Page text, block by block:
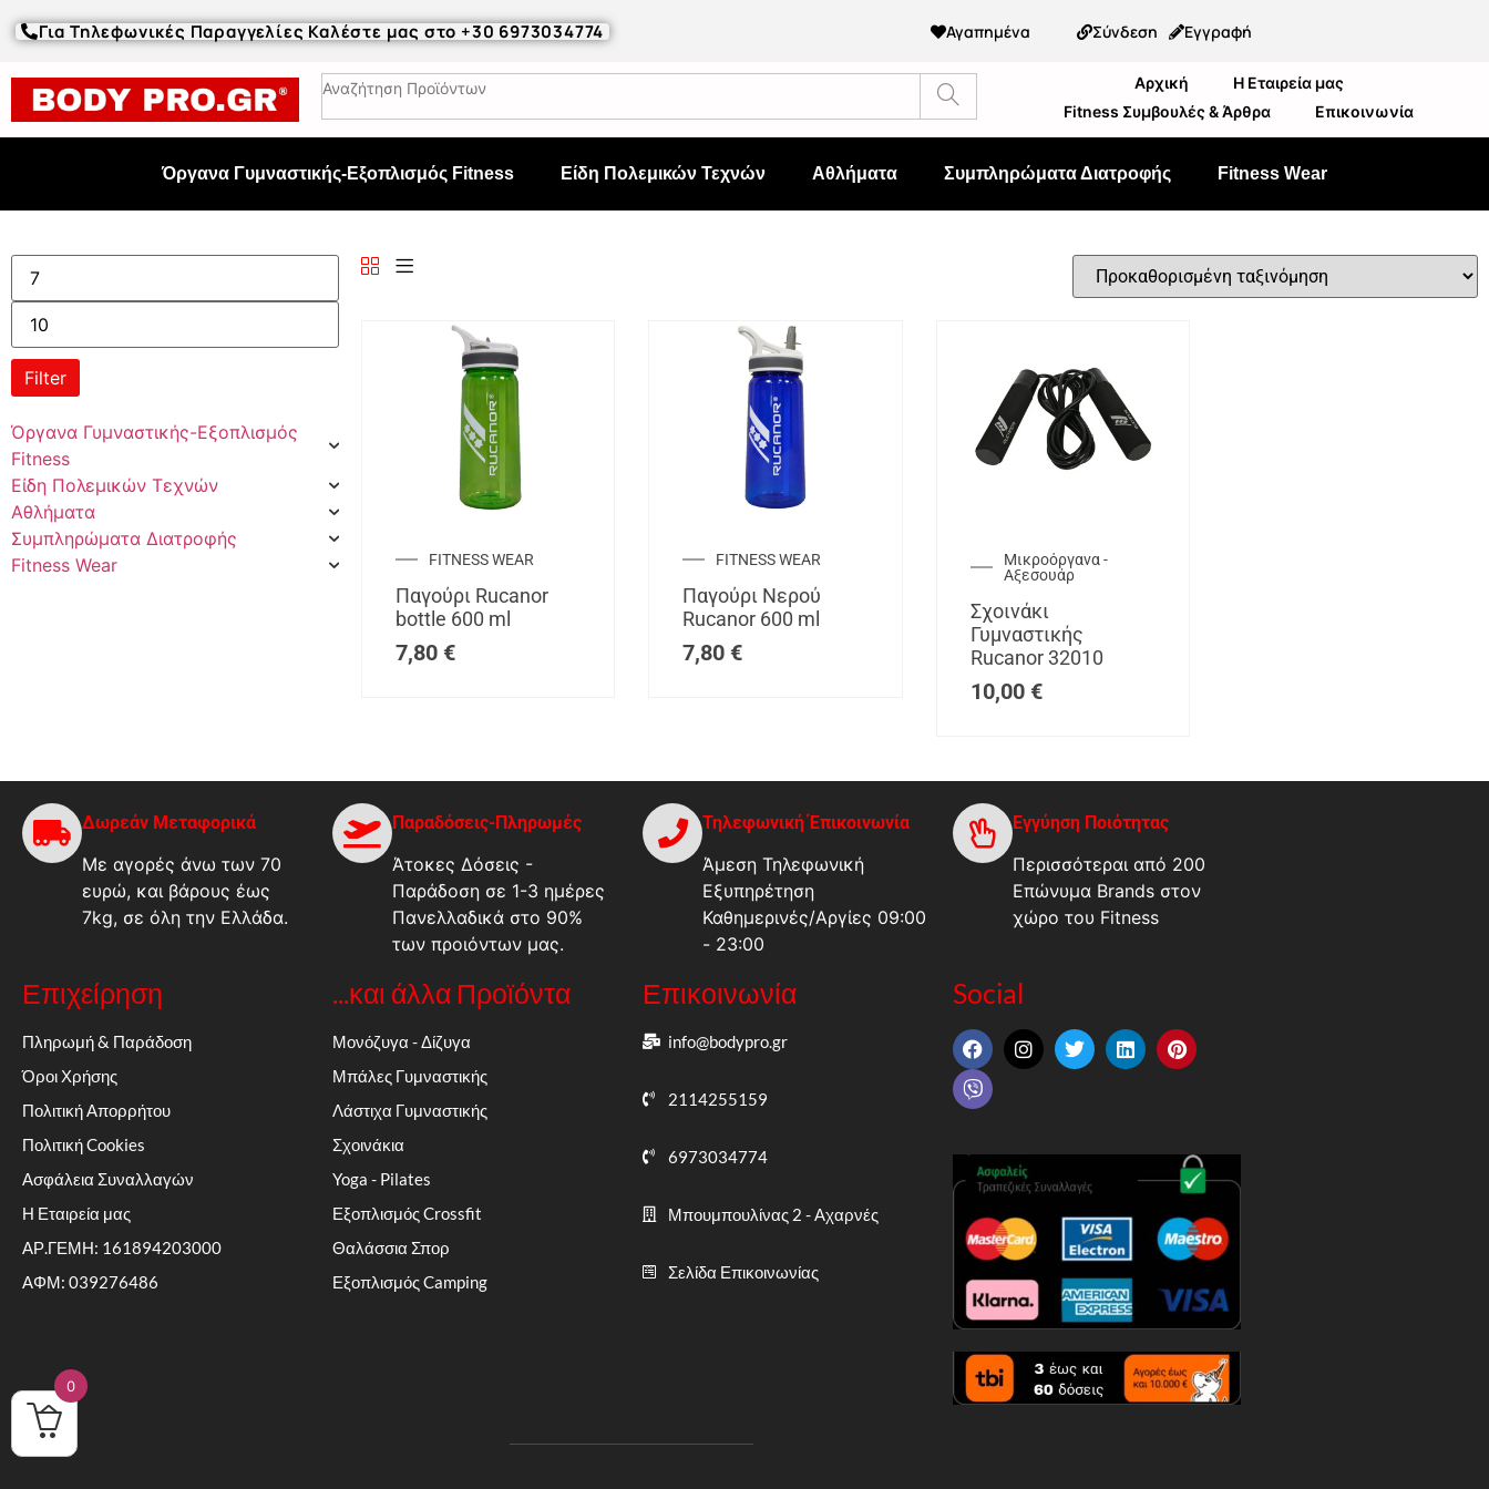
Για Τηλεφωνικές Παραγγελίες Καλέστε μας στο +30 6973034774 Αγαπημένα Σύνδεση Εγγραφή
Αρχική
Η Εταιρεία μας
Fitness Συμβουλές & Άρθρα
Επικοινωνία
Όργανα Γυμναστικής-Εξοπλισμός Fitness Είδη Πολεμικών Τεχνών Αθλήματα Συμπληρώματα Διατροφής Fitness Wear
Filter
Όργανα Γυμναστικής-Εξοπλισμός
Fitness
Είδη Πολεμικών Τεχνών
Αθλήματα
Συμπληρώματα Διατροφής
Fitness Wear
FITNESS WEAR
Παγούρι Rucanor
bottle 600 ml
7,80 €
FITNESS WEAR
Παγούρι Νερού
Rucanor 600 ml
7,80€
Μικροόργανα -
Αξεσουάρ
Σχοινάκι
Γυμναστικής
Rucanor 32010
10,00 €
Δωρεάν Μεταφορικά
Με αγορές άνω των 70
ευρώ, και βάρους έως
7kg, σε όλη την Ελλάδα.
Παραδόσεις-Πληρωμές
Άτοκες Δόσεις -
Παράδοση σε 1-3 ημέρες
Πανελλαδικά στο 90%
των προιόντων μας.
Τηλεφωνική Έπικοινωνία
Άμεση Τηλεφωνική
Εξυπηρέτηση
Καθημερινές/Αργίες 09:00
- 23:00
Εγγύηση Ποιότητας
Περισσότεραι από 200
Επώνυμα Brands στον
χώρο του Fitness
Επιχείρηση
Πληρωμή & Παράδοση
Όροι Χρήσης
Πολιτική Απορρήτου
Πολιτική Cookies
Ασφάλεια Συναλλαγών
Η Εταιρεία μας
ΑΡ.ΓΕΜΗ: 161894203000
ΑΦΜ: 039276486
...και άλλα Προϊόντα
Μονόζυγα - Δίζυγα
Μπάλες Γυμναστικής
Λάστιχα Γυμναστικής
Σχοινάκια
Yoga - Pilates
Εξοπλισμός Crossfit
Θαλάσσια Σπορ
Εξοπλισμός Camping
Επικοινωνία
info@bodypro.gr
2114255159
6973034774
Μπουμπουλίνας 2 - Αχαρνές
Σελίδα Επικοινωνίας
Social
0